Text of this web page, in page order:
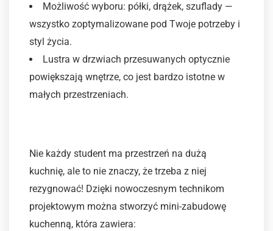
Możliwość wyboru: półki, drążek, szuflady —
wszystko zoptymalizowane pod Twoje potrzeby i
styl życia.
Lustra w drzwiach przesuwanych optycznie
powiększają wnętrze, co jest bardzo istotne w
małych przestrzeniach.
Nie każdy student ma przestrzeń na dużą
kuchnię, ale to nie znaczy, że trzeba z niej
rezygnować! Dzięki nowoczesnym technikom
projektowym można stworzyć mini-zabudowę
kuchenną, która zawiera: